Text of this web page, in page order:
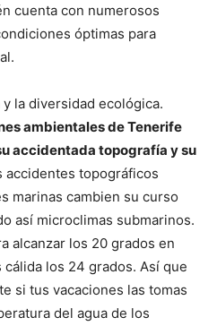
cuenta con numerosos
óptimas para
la diversidad ecológica.
ambientales de Tenerife
accidentada topografía y su
accidentes topográficos
marinas cambien su curso
así microclimas submarinos.
alcanzar los 20 grados en
los 24 grados. Así que
si tus vacaciones las tomas
del agua de los